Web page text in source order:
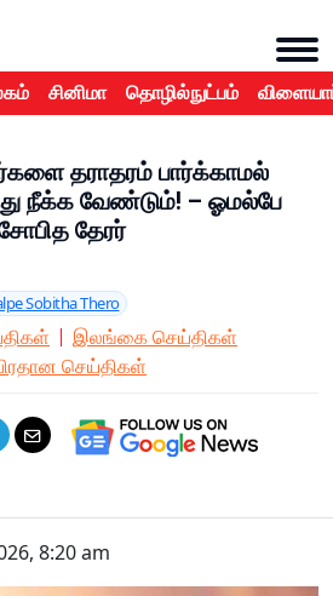
சினிமா தொழில்நுட்பம்
தராதரம் பார்க்காமல்
நீக்க வேண்டும்! – ஓமல்பே
தேரர்
Sobitha Thero
இலங்கை செய்திகள்
செய்திகள்
8:20 am